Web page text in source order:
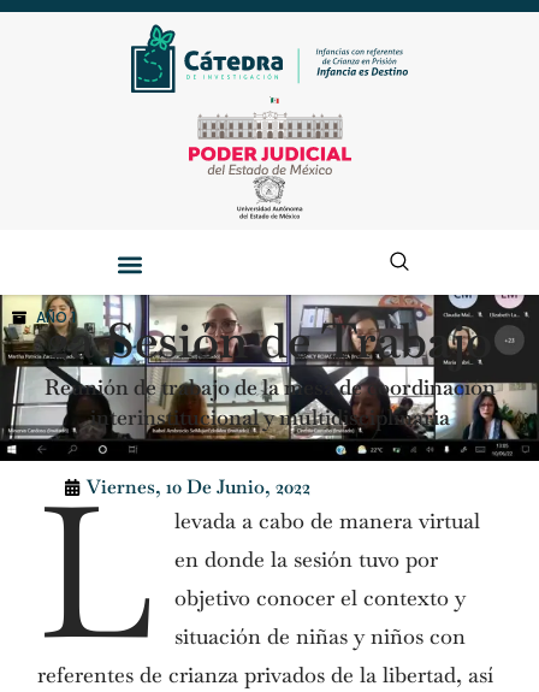
AÑO 1
2a Sesión de Trabajo
Reunión de trabajo de la mesa de coordinación
interinstitucional y multidisciplinaria
Viernes, 10 De Junio, 2022
L
levada a cabo de manera virtual
en donde la sesión tuvo por
objetivo conocer el contexto y
situación de niñas y niños con
referentes de crianza privados de la libertad, así